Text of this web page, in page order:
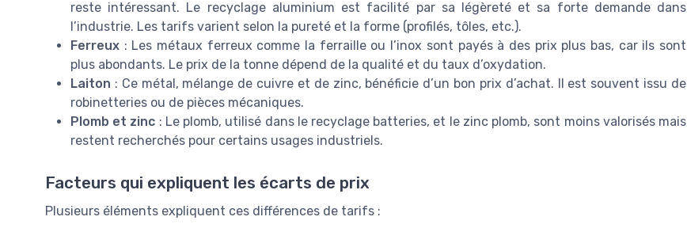
reste intéressant. Le recyclage aluminium est facilité par sa légèreté et sa forte demande dans
l’industrie. Les tarifs varient selon la pureté et la forme (profilés, tôles, etc.).
Ferreux : Les métaux ferreux comme la ferraille ou l’inox sont payés à des prix plus bas, car ils sont
plus abondants. Le prix de la tonne dépend de la qualité et du taux d’oxydation.
Laiton : Ce métal, mélange de cuivre et de zinc, bénéficie d’un bon prix d’achat. Il est souvent issu de
robinetteries ou de pièces mécaniques.
Plomb et zinc : Le plomb, utilisé dans le recyclage batteries, et le zinc plomb, sont moins valorisés mais
restent recherchés pour certains usages industriels.
Facteurs qui expliquent les écarts de prix
Plusieurs éléments expliquent ces différences de tarifs :